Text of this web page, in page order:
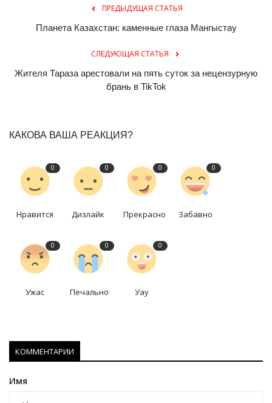
ПРЕДЫДУЩАЯ СТАТЬЯ
Планета Казахстан: каменные глаза Мангыстау
СЛЕДУЮЩАЯ СТАТЬЯ
Жителя Тараза арестовали на пять суток за нецензурную
брань в TikTok
КАКОВА ВАША РЕАКЦИЯ?
0
Нравится
0
Дизлайк
0
Прекрасно
0
Забавно
0
Ужас
0
Печально
0
Уау
КОММЕНТАРИИ
Имя